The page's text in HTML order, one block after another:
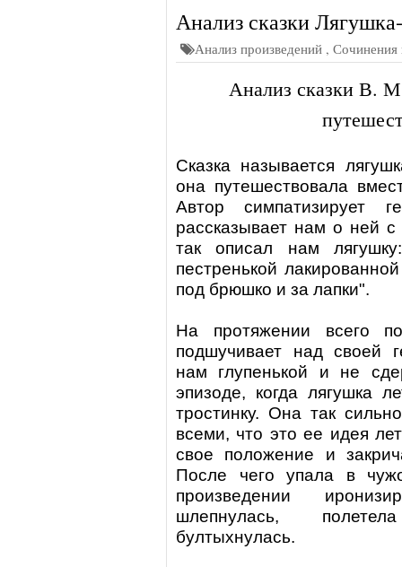
Анализ сказки
Анализ произведений , Сочинения
Анализ сказки В.
Сказка называется
она путешествовала
Автор симпатизирует
рассказывает нам о ней
так описал нам
пестренькой
под брюшко и за лапки".
На протяжении всего
подшучивает над своей
нам глупенькой и не
эпизоде, когда лягушка
тростинку. Она так
всеми, что это ее идея
свое положение и
После чего упала в
произведении
шлепнулась,
бултыхнулась.